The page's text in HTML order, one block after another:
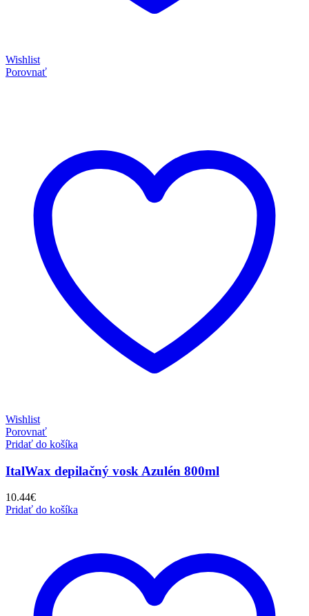
Wishlist
Porovnať
Wishlist
Porovnať
Pridať do košíka
ItalWax depilačný vosk Azulén 800ml
10.44€
Pridať do košíka